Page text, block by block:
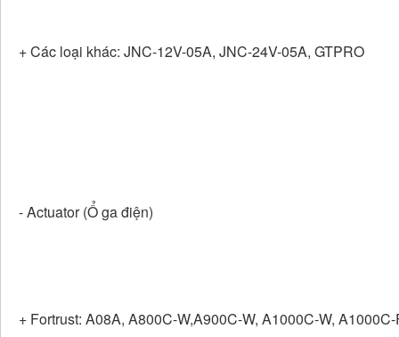
+ Các loại khác: JNC-12V-05A, JNC-24V-05A, GTPRO
- Actuator (Ổ ga điện)
+ Fortrust: A08A, A800C-W,A900C-W, A1000C-W,